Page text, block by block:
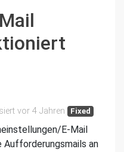
vor 4 Jahren Fixed
E-Mail
Aufforderungsmails an